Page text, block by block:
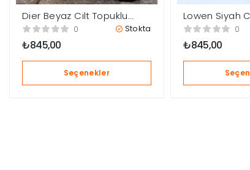
Dier Beyaz Cilt Topuklu
Ayakkabı
0 Stokta
₺845,00
Seçenekler
Lowen Siyah
Topuklu
0
₺845,00